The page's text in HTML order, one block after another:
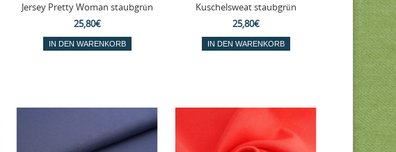
Jersey Pretty Woman staubgrün
25,80€
Kuschelsweat staubgrün
25,80€